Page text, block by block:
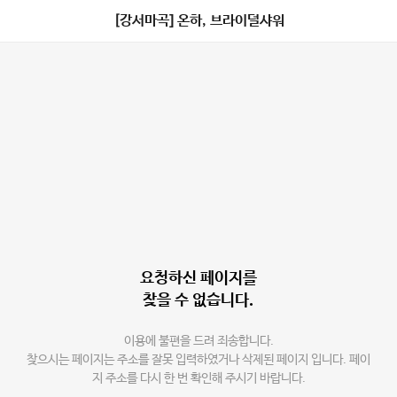
[강서마곡] 온하, 브라이덜샤워
요청하신 페이지를
찾을 수 없습니다.
이용에 불편을 드려 죄송합니다.
찾으시는 페이지는 주소를 잘못 입력하였거나 삭제된 페이지 입니다. 페이
지 주소를 다시 한 번 확인해 주시기 바랍니다.